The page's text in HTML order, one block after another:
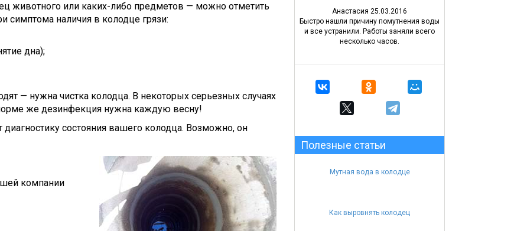
животного или каких-либо предметов — можно отметить
симптома наличия в колодце грязи:
дна);
— нужна чистка колодца. В некоторых серьезных случаях
же дезинфекция нужна каждую весну!
состояния вашего колодца. Возможно, он
компании
Анастасия 25.03.2016
Быстро нашли причину помутнения воды
и все устранили. Работы заняли всего
несколько часов.
Полезные статьи
Мутная вода в колодце
Как выровнять колодец